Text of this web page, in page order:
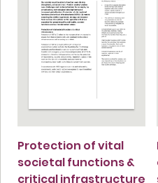
Protection of vital
societal functions &
critical infrastructure